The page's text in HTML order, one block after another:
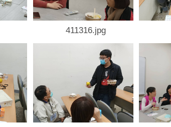
411316.jpg